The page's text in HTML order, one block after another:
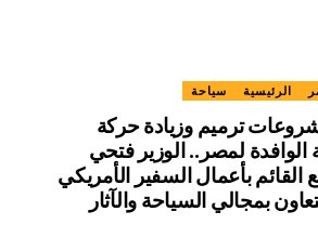
الرئيسية سياحة
ترميم وزيادة حركة
الوافدة لمصر.. الوزير فتحي
القائم بأعمال السفير الأمريكي
بمجالي السياحة والآثار